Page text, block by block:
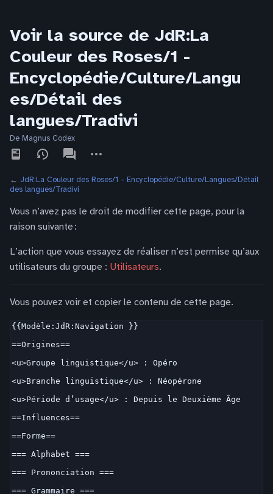
Voir la source de JdR:La
Couleur des Roses/1 -
Encyclopédie/Culture/Langu
es/Détail des
langues/Tradivi
De Magnus Codex
Affichages
associated-
pages
actions
← JdR:La Couleur des Roses/1 - Encyclopédie/Culture/Langues/Détail
des langues/Tradivi
Vous n’avez pas le droit de modifier cette page, pour la
raison suivante :
L’action que vous essayez de réaliser n’est permise qu’aux
utilisateurs du groupe : Utilisateurs.
Vous pouvez voir et copier le contenu de cette page.